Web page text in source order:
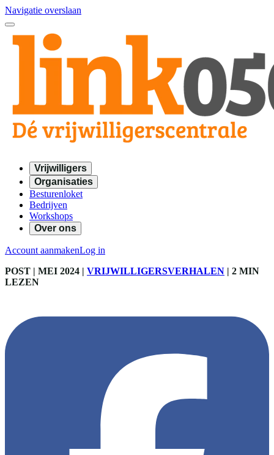
Navigatie overslaan
Vrijwilligers
Organisaties
Besturenloket
Bedrijven
Workshops
Over ons
Account aanmakenLog in
POST | MEI 2024 | VRIJWILLIGERSVERHALEN | 2 MIN
LEZEN